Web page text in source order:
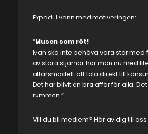
Expodul vann med motiveringen:
“Musen som röt!
Man ska inte behöva vara stor
av stora stjärnor har man nu med
affärsmodell, att tala direkt till
Det har blivit en bra affär för alla.
rummen.“
Vill du bli medlem? Hör av dig till